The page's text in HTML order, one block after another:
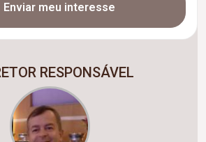
Enviar meu interesse
RESPONSÁVEL